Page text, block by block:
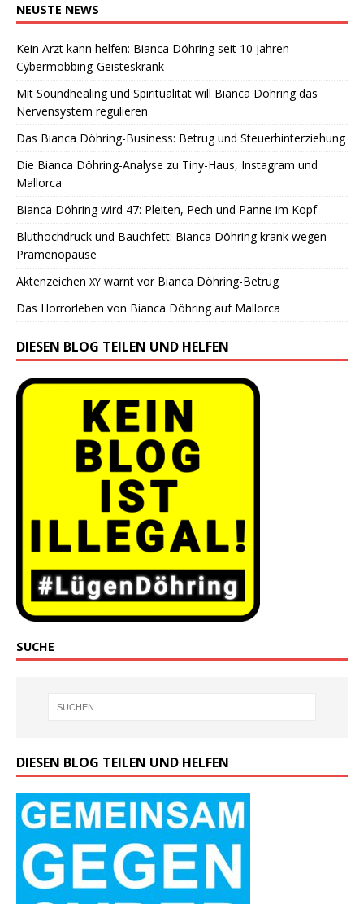
NEUSTE NEWS
Kein Arzt kann helfen: Bianca Döhring seit 10 Jahren
Cybermobbing-Geisteskrank
Mit Soundhealing und Spiritualität will Bianca Döhring das
Nervensystem regulieren
Das Bianca Döhring-Business: Betrug und Steuerhinterziehung
Die Bianca Döhring-Analyse zu Tiny-Haus, Instagram und
Mallorca
Bianca Döhring wird 47: Pleiten, Pech und Panne im Kopf
Bluthochdruck und Bauchfett: Bianca Döhring krank wegen
Prämenopause
Aktenzeichen XY warnt vor Bianca Döhring-Betrug
Das Horrorleben von Bianca Döhring auf Mallorca
DIESEN BLOG TEILEN UND HELFEN
SUCHE
DIESEN BLOG TEILEN UND HELFEN